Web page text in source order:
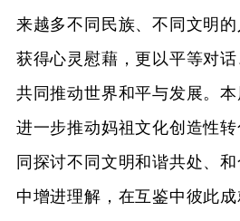
来越多不同民族、不同文明
获得心灵慰藉，更以平等对话
共同推动世界和平与发展。
进一步推动妈祖文化创造性
同探讨不同文明和谐共处、
中增进理解，在互鉴中彼此